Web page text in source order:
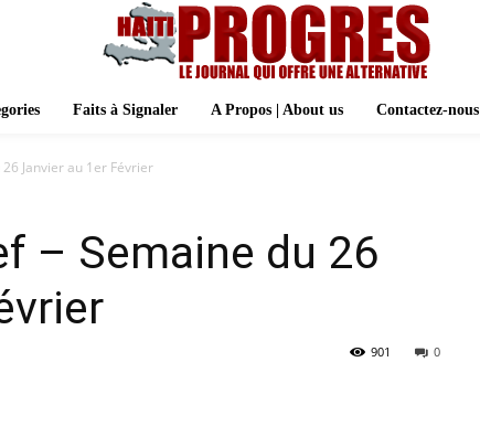
Faits à Signaler A Propos | About us Contactez-nous
Janvier au 1er Février
– Semaine du 26
0
901